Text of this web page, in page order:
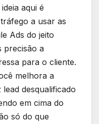
aqui é
a usar as
Ads do jeito
precisão a
para o cliente.
melhora a
desqualificado
em cima do
só do que